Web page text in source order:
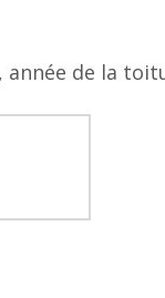
année de la